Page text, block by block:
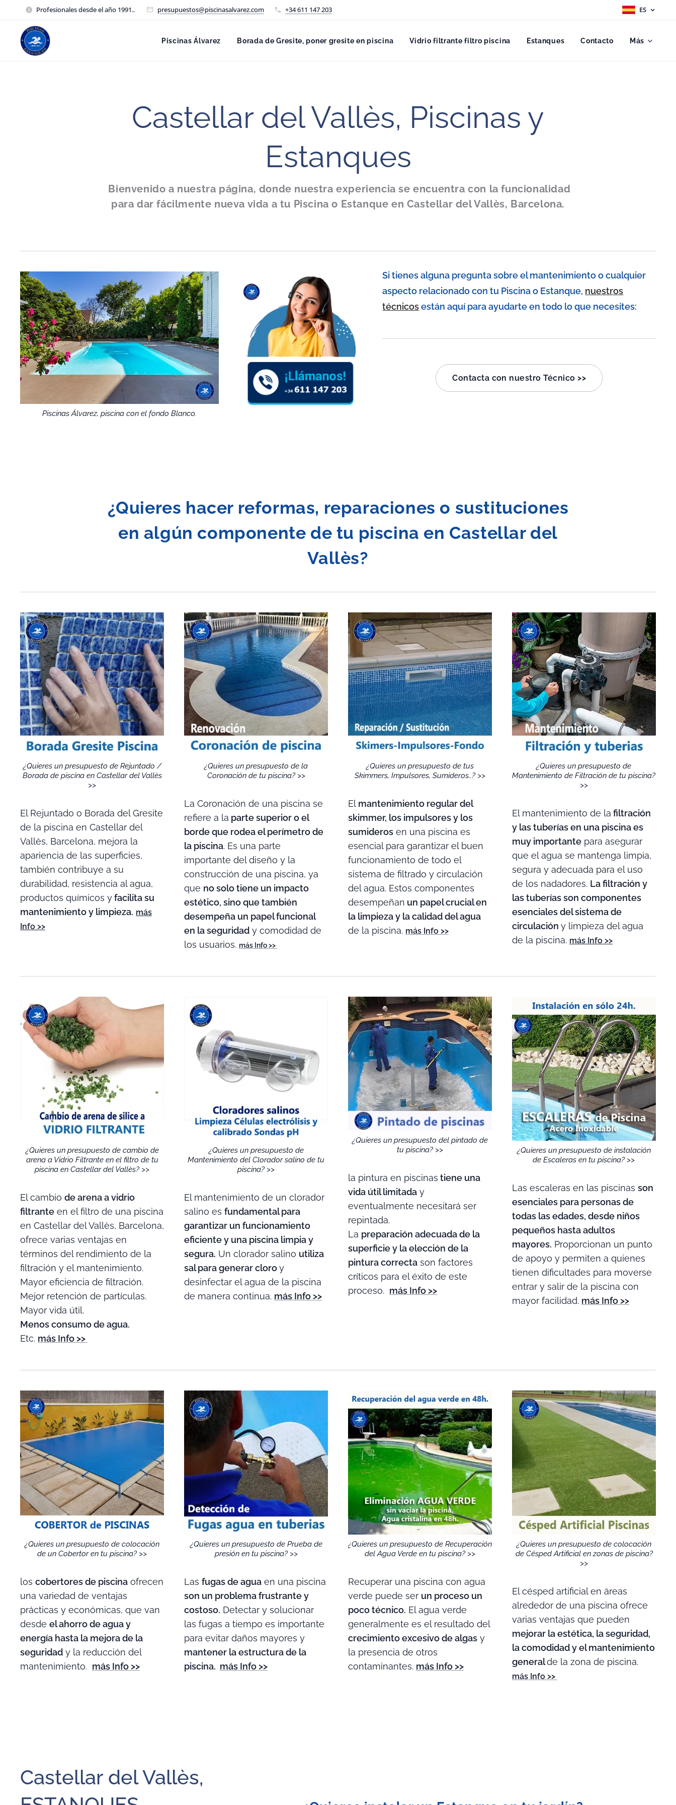
Profesionales desde el año 1991.. presupuestos@piscinasalvarez.com +34 611 147 203 ES
Piscinas Álvarez Borada de Gresite, poner gresite en piscina Vidrio filtrante filtro piscina Estanques Contacto Más
Castellar del Vallès, Piscinas y
Estanques
Bienvenido a nuestra página, donde nuestra experiencia se encuentra con la funcionalidad
para darfácilmente nueva vida a tu Piscina o Estanque en Castellar del Vallès, Barcelona.
Piscinas Álvarez, piscina con el fondo Blanco.
Si tienes alguna pregunta sobre el mantenimiento o cualquier
aspecto relacionado con tu Piscina o Estanque, nuestros
técnicosestán aquí para ayudarte en todo lo que necesites:
Contacta con nuestro Técnico >>
¿Quieres hacer reformas, reparaciones o sustituciones
en algún componente de tu piscina en Castellardel
Vallès?
¿Quieres un presupuesto de Rejuntado /
Borada de piscina en Castellar del Vallès
>>
El Rejuntado o Borada del Gresite
de la piscina en Castellar del
Vallès, Barcelona, mejora la
apariencia de las superficies,
también contribuye a su
durabilidad, resistencia al agua,
productos químicos yfacilita su
mantenimiento y limpieza. más
Info >>
¿Quieres un presupuesto de la
Coronación de tu piscina? >>
La Coronación de una piscina se
refiere a la parte superior o el
borde que rodea el perímetro de
la piscina. Es una parte
importante del diseño y la
construcción de una piscina, ya
que no solo tiene un impacto
estético, sino que también
desempeña un papel funcional
en la seguridad y comodidad de
los usuarios. más Info >>
¿Quieres un presupuesto de tus
Skimmers, Impulsores, Sumideros..? >>
El mantenimiento regular del
skimmer, los impulsores y los
sumideros en una piscina es
esencial para garantizar el buen
funcionamiento de todo el
sistema de filtrado y circulación
del agua. Estos componentes
desempeñan un papel crucial en
la limpieza y la calidad del agua
de la piscina. más Info >>
¿Quieres un presupuesto de
Mantenimiento de Filtración de tu piscina?
>>
El mantenimiento de la filtración
y las tuberías en una piscina es
muy importantepara asegurar
que el agua se mantenga limpia,
segura y adecuada para el uso
de los nadadores. La filtración y
las tuberías son componentes
esenciales del sistema de
circulación y limpieza del agua
de la piscina. más Info >>
¿Quieres un presupuesto de cambio de
arena a Vidrio Filtrante en el filtro de tu
piscina en Castellar del Vallès? >>
El cambio de arena a vidrio
filtrante en el filtro de una piscina
en Castellar del Vallès, Barcelona,
ofrece varias ventajas en
términos del rendimiento de la
filtración y el mantenimiento.
Mayor eficiencia de filtración.
Mejor retención de partículas.
Mayor vida útil.
Menos consumo de agua.
Etc. más Info >>
¿Quieres un presupuesto de
Mantenimiento del Clorador salino de tu
piscina? >>
El mantenimiento de un clorador
salino es fundamental para
garantizar un funcionamiento
eficiente y una piscina limpia y
segura. Un clorador salino utiliza
sal para generar cloroy
desinfectar el agua de la piscina
de manera continua. más Info >>
¿Quieres un presupuesto del pintado de
tu piscina? >>
la pintura en piscinas tiene una
vida útil limitada y
eventualmente necesitará ser
repintada.
La preparación adecuada de la
superficie y la elección de la
pintura correcta son factores
críticos para el éxito de este
proceso. más Info >>
¿Quieres un presupuesto de instalación
de Escaleras en tu piscina? >>
Las escaleras en las piscinas son
esenciales para personas de
todas las edades, desde niños
pequeños hasta adultos
mayores. Proporcionan un punto
de apoyo y permiten a quienes
tienen dificultades para moverse
entrar y salir de la piscina con
mayor facilidad. más Info >>
¿Quieres un presupuesto de colocación
de un Cobertor en tu piscina? >>
los cobertores de piscina ofrecen
una variedad de ventajas
prácticas y económicas, que van
desde el ahorro de agua y
energía hasta la mejora de la
seguridad y la reducción del
mantenimiento. más Info >>
¿Quieres un presupuesto de Prueba de
presión en tu piscina? >>
Las fugas de agua en una piscina
son un problema frustrante y
costoso. Detectar y solucionar
las fugas a tiempo es importante
para evitar daños mayores y
mantener la estructura de la
piscina. más Info >>
¿Quieres un presupuesto de Recuperación
del Agua Verde en tu piscina? >>
Recuperar una piscina con agua
verde puede ser un proceso un
poco técnico. El agua verde
generalmente es el resultado del
crecimiento excesivo de algas y
la presencia de otros
contaminantes. más Info >>
¿Quieres un presupuesto de colocación
de Césped Artificial en zonas de piscina?
>>
El césped artificial en áreas
alrededor de una piscina ofrece
varias ventajas que pueden
mejorar la estética, la seguridad,
la comodidad y el mantenimiento
generalde la zona de piscina.
más Info >>
Castellar del Vallès,